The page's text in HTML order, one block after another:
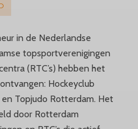
in de Nederlandse
topsportverenigingen
(RTC’s) hebben het
Hockeyclub
Topjudo Rotterdam. Het
door Rotterdam